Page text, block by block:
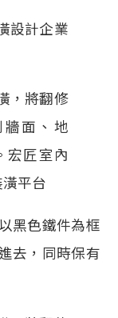
黑色鐵件為框
去，同時保有